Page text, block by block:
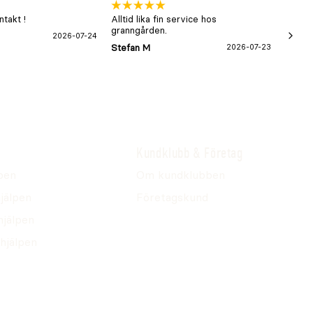
!
2026-07-24
Alltid lika fin service hos
granngården.
Stefan M
2026-07-23